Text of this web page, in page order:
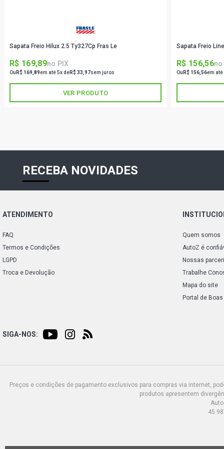
Sapata Freio Hilux 2.5 Ty327Cp Fras Le
R$ 169,89no PIX
Ou R$ 169,89em até 5x deR$ 33,97sem juros
VER PRODUTO
Sapata Freio
R$ 156,56no
Ou R$ 156,56em até
RECEBA NOVIDADES
ATENDIMENTO
FAQ
Termos e Condições
LGPD
Troca e Devolução
Quem somos
AutoZ é
Nossas
Trabalhe
Mapa do site
Portal de
SIGA-NOS:
Preços e condições de pagamento exclusivos para compras via internet,
produtos apresentem